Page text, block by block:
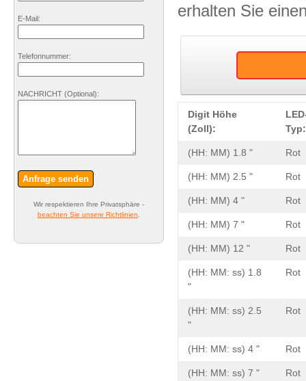
erhalten Sie
Digit Höhe
(Zoll):
Typ:
(HH: MM) 1.8 " Rot
(HH: MM) 2.5 " Rot
(HH: MM) 4 " Rot
(HH: MM) 7 " Rot
(HH: MM) 12 " Rot
(HH: MM: ss) 1.8
"
Rot
(HH: MM: ss) 2.5
"
Rot
(HH: MM: ss) 4 " Rot
(HH: MM: ss) 7 " Rot
E-Mail:
Telefonnummer:
NACHRICHT (Optional):
Anfrage senden
Wir respektieren Ihre Privatsphäre -
beachten Sie unsere Richtlinien.